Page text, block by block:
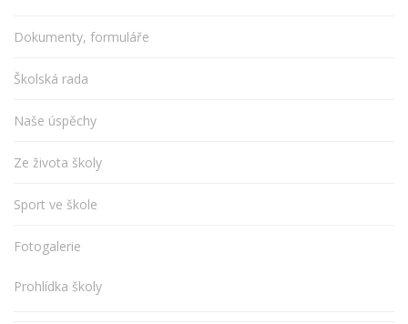
Dokumenty, formuláře
Školská rada
Naše úspěchy
Ze života školy
Sport ve škole
Fotogalerie
Prohlídka školy